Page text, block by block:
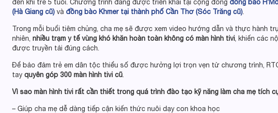
đến khi trẻ 5 tuổi. Chương trình đang được triển khai tại cộng đồng đồng bào
(Hà Giang cũ)và đồng bào Khmertại thành phố Cần Thơ (Sóc Trăng cũ).
Trong mỗi buổi tiêm chủng, cha mẹ sẽ được xem video hướng dẫn và thực hành
nhiên, nhiều trạm y tế vùng khó khăn hoàn toàn không có màn hình tivi, khiến các
được truyền tải đúng cách.
Để bảo đảm trẻ em dân tộc thiểu số được hưởng lợi trọn vẹn từ chương trình,
tay quyên góp 300 màn hình tivi cũ.
Vì sao màn hình tivi rất cần thiết trong quá trình đào tạo kỹ năng làm cha mẹ tích
– Giúp cha mẹ dễ dàng tiếp cận kiến thức nuôi dạy con khoa học